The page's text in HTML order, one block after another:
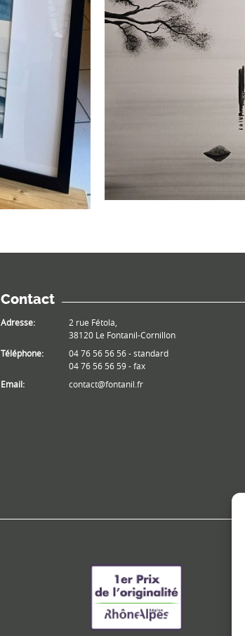
Contact
Adresse:
2 rue Fétola,
38120 Le Fontanil-Cornillon
Téléphone:
04 76 56 56 56 - standard
04 76 56 56 59 - fax
Email:
contact@fontanil.fr